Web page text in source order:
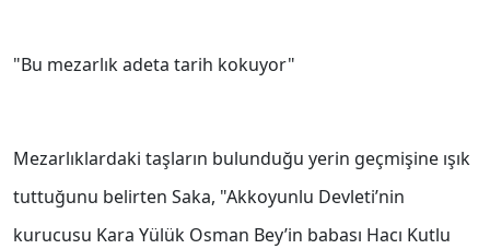
"Bu mezarlık adeta tarih kokuyor"
Mezarlıklardaki taşların bulunduğu yerin geçmişine ışık
tuttuğunu belirten Saka, "Akkoyunlu Devleti’nin
kurucusu Kara Yülük Osman Bey’in babası Hacı Kutlu